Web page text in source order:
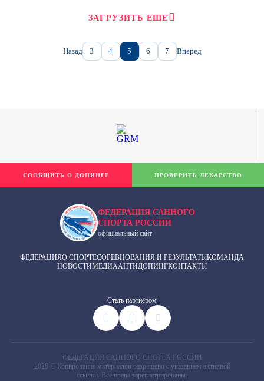
ЗАГРУЗИТЬ ЕЩЕ
Назад 3 4 5 6 7 Вперед
ФЕДЕРАЦИЯ САННОГО
СПОРТА РОССИИ
официальный сайт
ФЕДЕРАЦИЯО СПОРТЕСОРЕВНОВАНИЯ И РЕЗУЛЬТАТЫКОМАНДА
НОВОСТИМЕДИААНТИДОПИНГКОНТАКТЫ
Cтать партнёром
СООБЩИТЬ О ДОПИНГЕ ПРОВЕРИТЬ ЛЕКАРСТВО
ФЕДЕРАЦИЯ САННОГО СПОРТА РОССИИ
2026 © Копирование материалов разрешено с указанием активной
ссылки. Все права зарегистрированы.